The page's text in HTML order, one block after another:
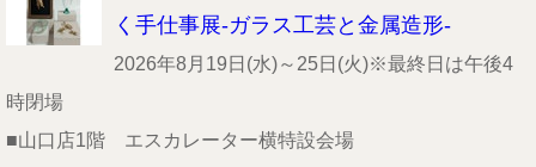
く手仕事展-ガラス工芸と金属造形-
2026年8月19日(水)～25日(火)※最終日は午後4
時閉場
■山口店1階 エスカレーター横特設会場